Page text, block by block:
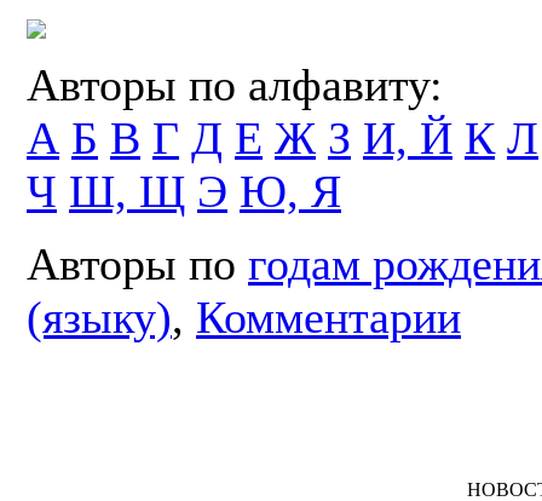
Авторы по алфавиту:
А Б В Г Д Е Ж З И, Й К Л
Ч Ш, Щ Э Ю, Я
Авторы по годам
(языку), Комментарии